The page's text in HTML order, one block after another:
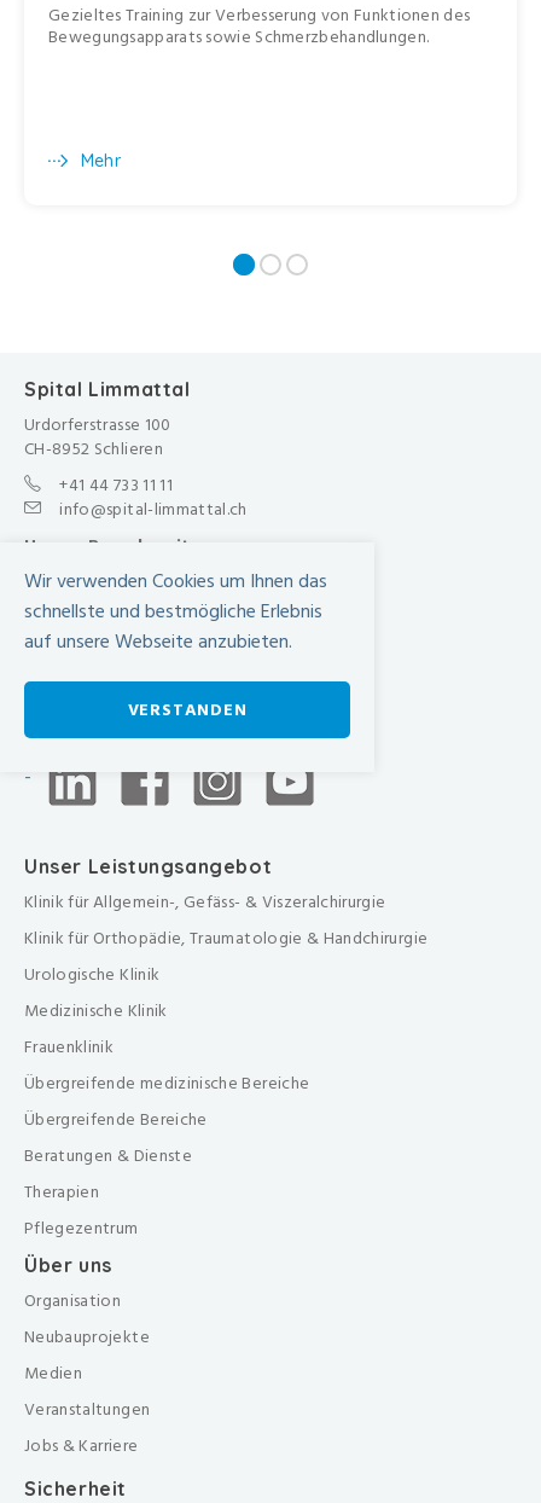
Gezieltes Training zur Verbesserung von Funktionen des
Bewegungsapparats sowie Schmerzbehandlungen.
Mehr
Spital Limmattal
Urdorferstrasse 100
CH-8952 Schlieren
+41 44 733 11 11
info@spital-limmattal.ch
Unsere Besuchszeiten
Täglich von 13.30 - 20.00 Uhr
Anfahrt
Wegbeschreibung in Google Maps
Unser Leistungsangebot
Klinik für Allgemein-, Gefäss- & Viszeralchirurgie
Klinik für Orthopädie, Traumatologie & Handchirurgie
Urologische Klinik
Medizinische Klinik
Frauenklinik
Übergreifende medizinische Bereiche
Übergreifende Bereiche
Beratungen & Dienste
Therapien
Pflegezentrum
Über uns
Organisation
Neubauprojekte
Medien
Veranstaltungen
Jobs & Karriere
Sicherheit
Wir verwenden Cookies um Ihnen das
schnellste und bestmögliche Erlebnis
auf unsere Webseite anzubieten.
VERSTANDEN
-